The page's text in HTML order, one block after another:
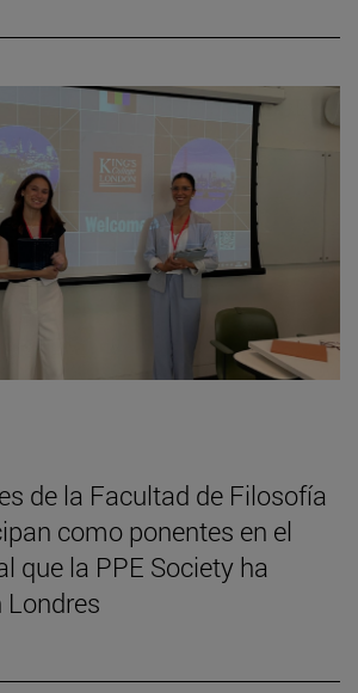
de la Facultad de Filosofía
como ponentes en el
que la PPE Society ha
Londres